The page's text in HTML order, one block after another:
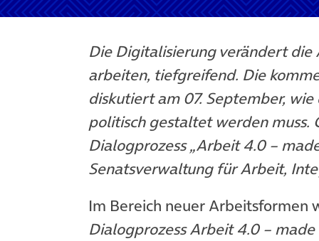
Die Digitalisierung verändert
arbeiten, tiefgreifend. Die
diskutiert am 07. September,
politisch gestaltet werden muss.
Dialogprozess „Arbeit 4.0 –
Senatsverwaltung für Arbeit,
Im Bereich neuer Arbeitsformen
Dialogprozess Arbeit 4.0 –